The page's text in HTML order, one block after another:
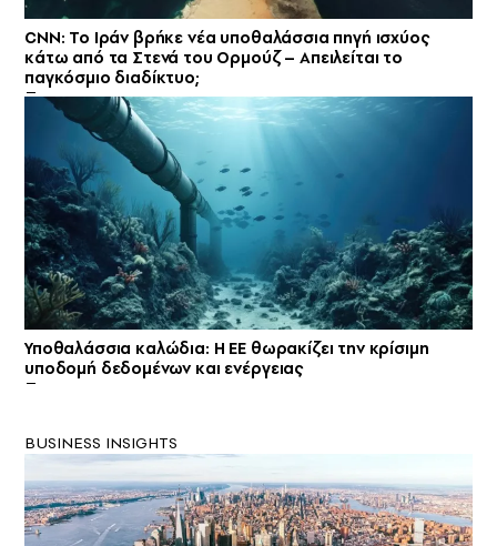
CNN: Το Ιράν βρήκε νέα υποθαλάσσια πηγή ισχύος
κάτω από τα Στενά του Ορμούζ – Απειλείται το
παγκόσμιο διαδίκτυο;
Υποθαλάσσια καλώδια: Η ΕΕ θωρακίζει την κρίσιμη
υποδομή δεδομένων και ενέργειας
BUSINESS INSIGHTS